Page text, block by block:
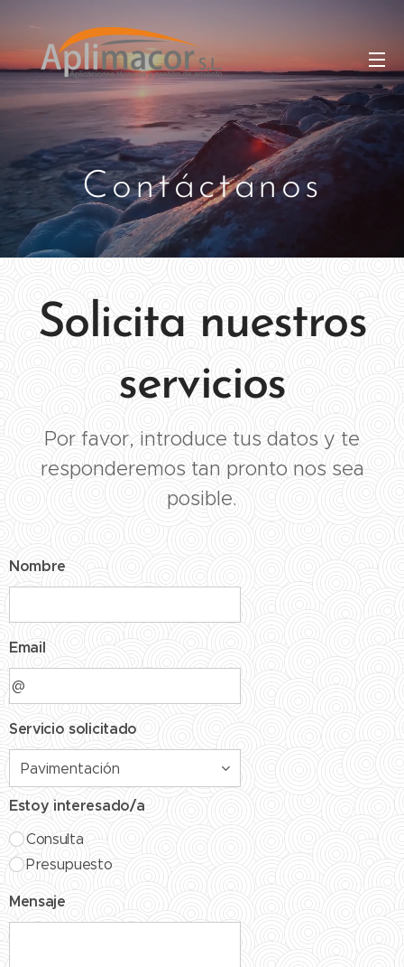
Contáctanos
Solicita nuestros
servicios
Por favor, introduce tus datos y te
responderemos tan pronto nos sea
posible.
Nombre
Email
Servicio solicitado
Estoy interesado/a
Consulta
Presupuesto
Mensaje